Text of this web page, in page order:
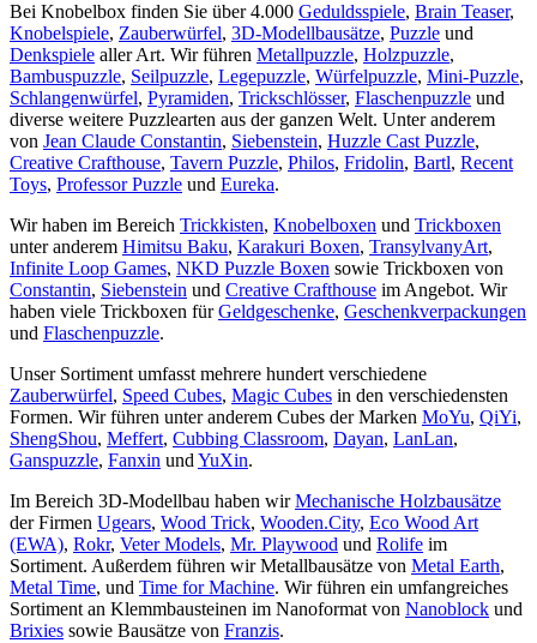
Bei Knobelbox finden Sie über 4.000 Geduldsspiele, Brain Teaser,
Knobelspiele, Zauberwürfel, 3D-Modellbausätze, Puzzle und
Denkspiele aller Art. Wir führen Metallpuzzle, Holzpuzzle,
Bambuspuzzle, Seilpuzzle, Legepuzzle, Würfelpuzzle, Mini-Puzzle,
Schlangenwürfel, Pyramiden, Trickschlösser, Flaschenpuzzle und
diverse weitere Puzzlearten aus der ganzen Welt. Unter anderem
von Jean Claude Constantin, Siebenstein, Huzzle Cast Puzzle,
Creative Crafthouse, Tavern Puzzle, Philos, Fridolin, Bartl, Recent
Toys, Professor Puzzle und Eureka.
Wir haben im Bereich Trickkisten, Knobelboxen und Trickboxen
unter anderem Himitsu Baku, Karakuri Boxen, TransylvanyArt,
Infinite Loop Games, NKD Puzzle Boxen sowie Trickboxen von
Constantin, Siebenstein und Creative Crafthouse im Angebot. Wir
haben viele Trickboxen fürGeldgeschenke, Geschenkverpackungen
und Flaschenpuzzle.
Unser Sortiment umfasst mehrere hundert verschiedene
Zauberwürfel, Speed Cubes, Magic Cubes in den verschiedensten
Formen. Wir führen unter anderem Cubes der Marken MoYu, QiYi,
ShengShou, Meffert, Cubbing Classroom, Dayan, LanLan,
Ganspuzzle, Fanxin und YuXin.
Im Bereich 3D-Modellbau haben wirMechanische Holzbausätze
der Firmen Ugears, Wood Trick, Wooden.City, Eco Wood Art
(EWA), Rokr, Veter Models, Mr. Playwood und Rolife im
Sortiment. Außerdem führen wir Metallbausätze von Metal Earth,
Metal Time, und Time for Machine. Wir führen ein umfangreiches
Sortiment an Klemmbausteinen im Nanoformat von Nanoblock und
Brixies sowie Bausätze von Franzis.